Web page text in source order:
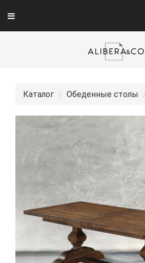
Toggle
navigation
Каталог Обеденные столы